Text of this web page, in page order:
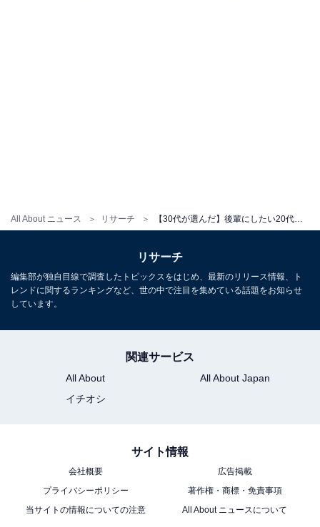
All About ニュース リサーチ
こちらもおすすめ
【30代が選んだ】後輩にしたい20代の女性俳優
1 2
リサーチ
編集部が独自目線で調査したトピックスをはじめ、最新のリリース情報、ト
レンドに関するランキングなど、世の中で注目を集めている話題をお知らせ
しています。
関連サービス
All About
All About Japan
イチオシ
サイト情報
会社概要
広告掲載
プライバシーポリシー
著作権・商標・免責事項
当サイトの情報についての注意
All About ニュースについて